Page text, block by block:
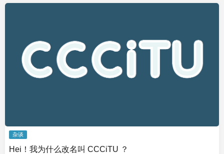
杂谈
Hei！我为什么改名叫 CCCiTU ？